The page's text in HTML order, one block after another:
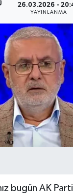
26.03.2026 -
YAYINLANMA
bugün AK